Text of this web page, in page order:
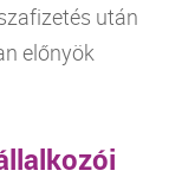
után
előnyök